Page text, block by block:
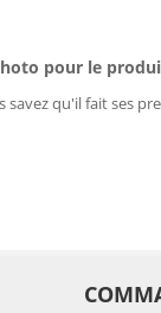
pour le
qu'il fait ses